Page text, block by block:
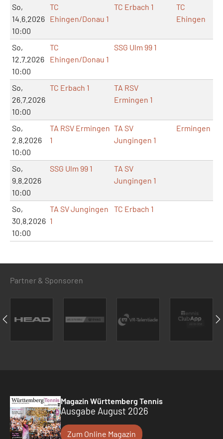
So,
14.6.2026
10:00
TC
Ehingen/Donau 1
TC Erbach 1
TC
Ehingen
So,
12.7.2026
10:00
TC
Ehingen/Donau 1
SSG Ulm 99 1
So,
26.7.2026
10:00
TC Erbach 1
TA RSV
Ermingen 1
So,
2.8.2026
10:00
TA RSV Ermingen
1
TA SV
Jungingen 1
Ermingen
So,
9.8.2026
10:00
SSG Ulm 99 1
TA SV
Jungingen 1
So,
30.8.2026
10:00
TA SV Jungingen
1
TC Erbach 1
Partner & Sponsoren
Magazin Württemberg Tennis
Ausgabe August 2026
Zum Online Magazin